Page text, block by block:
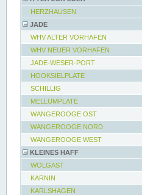
HERZHAUSEN
JADE
WHV ALTER VORHAFEN
WHV NEUER VORHAFEN
JADE-WESER-PORT
HOOKSIELPLATE
SCHILLIG
MELLUMPLATE
WANGEROOGE OST
WANGEROOGE NORD
WANGEROOGE WEST
KLEINES HAFF
WOLGAST
KARNIN
KARLSHAGEN